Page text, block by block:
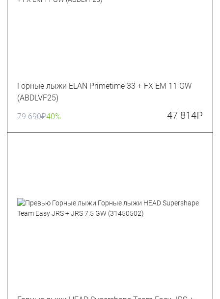
Горные лыжи ELAN Primetime 33 + FX EM 11 GW
(ABDLVF25)
79 690₽40% 47 814₽